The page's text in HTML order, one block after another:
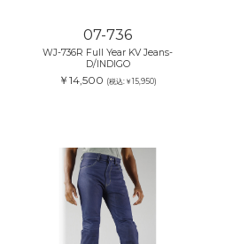
07-736
WJ-736R Full Year KV Jeans-
D/INDIGO
￥14,500 (税込:￥15,950)